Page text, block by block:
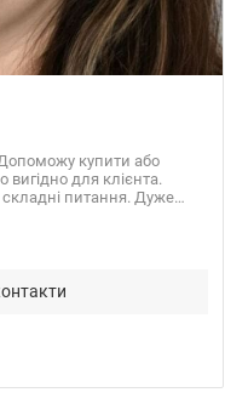
Допоможу купити або
для клієнта.
питання. Дуже